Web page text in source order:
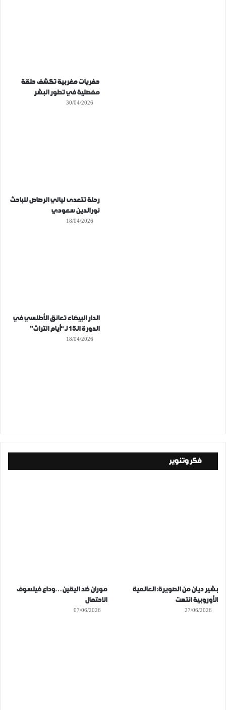
حفريات مغربية تكشف حلقة
مفصلية في تطور البشر
30/04/2026
رحلة تتعدى ليالي الرصاص للباحث
نورالدين سعودي
18/04/2026
الدار البيضاء تعانق الأطلسي في
الدورة الـ15 لـ “أيام التراث”
18/04/2026
فكر وتنوير
بشير ديان من الصويرة: العالمية
الأوروبية انتهت
27/06/2026
موران ضد اليقين…وداع فيلسوف
الاحتمال
07/06/2026